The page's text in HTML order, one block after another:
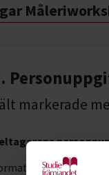
markerade
ÅÅÅÅMMDD-XXXX